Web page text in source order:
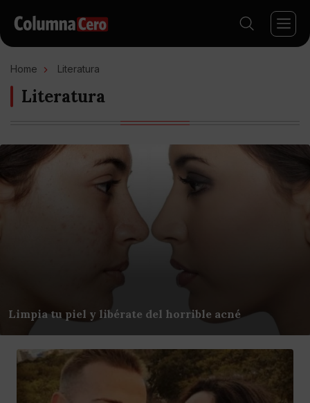
Home Literatura
Literatura
Limpia tu piel y libérate del horrible acné